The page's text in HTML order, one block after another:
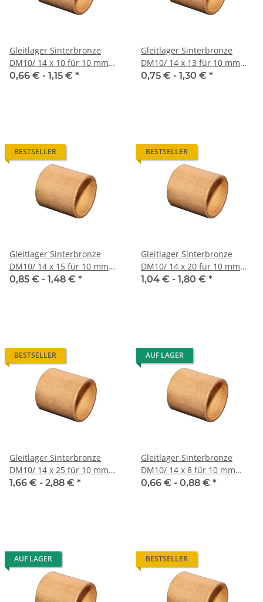
Gleitlager Sinterbronze
DM10/ 14 x 10 für 10 mm
Welle
0,66 € - 1,15 € *
Gleitlager Sinterbronze
DM10/ 14 x 13 für 10 mm
Welle
0,75 € - 1,30 € *
BESTSELLER
Gleitlager Sinterbronze
DM10/ 14 x 15 für 10 mm
Welle
0,85 € - 1,48 € *
BESTSELLER
Gleitlager Sinterbronze
DM10/ 14 x 20 für 10 mm
Welle
1,04 € - 1,80 € *
BESTSELLER
Gleitlager Sinterbronze
DM10/ 14 x 25 für 10 mm
Welle
1,66 € - 2,88 € *
AUF LAGER
Gleitlager Sinterbronze
DM10/ 14 x 8 für 10 mm
Welle
0,66 € - 0,88 € *
AUF LAGER BESTSELLER